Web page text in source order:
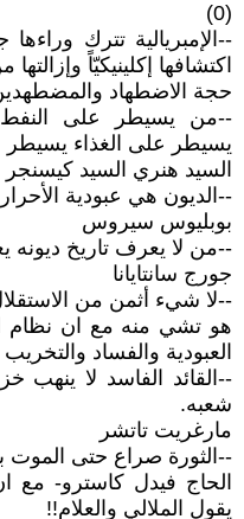
(0)
--الإمبريالية تترك
اكتشافها إكلينيكيّاً
حجة الاضطهاد
--من يسيطر على
يسيطر على الغذاء
السيد هنري السيد كيسنجر
--الديون هي عبودية
بوبليوس سيروس
--من لا يعرف تاريخ ديونه
جورج سانتايانا
--لا شيء أثمن من
هو تشي منه مع ان نظام
العبودية والفساد والتخريب
--القائد الفاسد لا ينهب
شعبه.
مارغريت تاتشر
--الثورة صراع حتى الموت
الحاج فيدل كاسترو- مع
يقول الملالي والعلام!!